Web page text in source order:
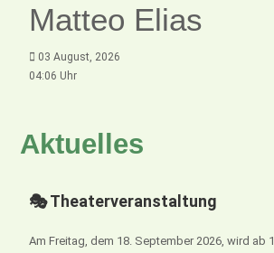
Matteo Elias
03 August, 2026
04:06 Uhr
Aktuelles
🎭 Theaterveranstaltung
Am Freitag, dem 18. September 2026, wird ab